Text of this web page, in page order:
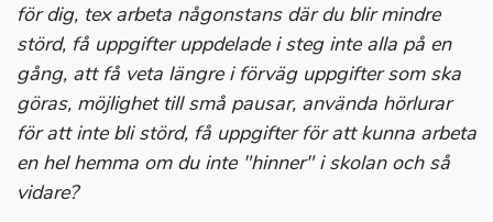
för dig, tex arbeta någonstans där du blir mindre
störd, få uppgifter uppdelade i steg inte alla på en
gång, att få veta längre i förväg uppgifter som ska
göras, möjlighet till små pausar, använda hörlurar
för att inte bli störd, få uppgifter för att kunna arbeta
en hel hemma om du inte "hinner" i skolan och så
vidare?